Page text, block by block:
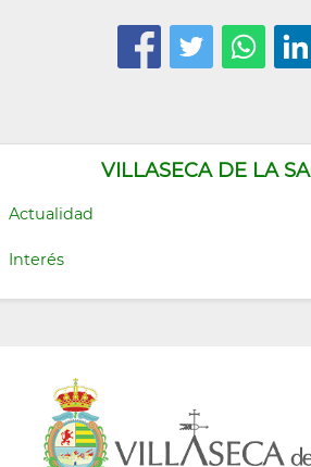
VILLASECA DE LA
Actualidad
Interés